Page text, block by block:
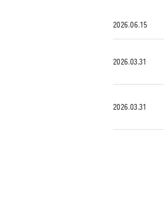
2026.06.15
2026.03.31
2026.03.31